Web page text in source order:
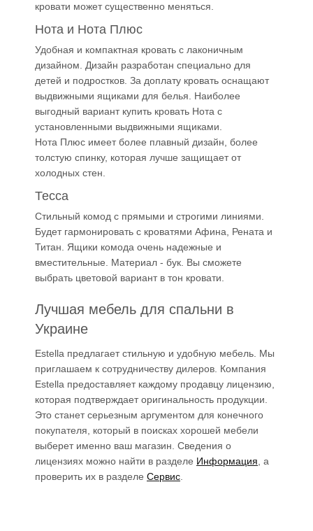
кровати может существенно меняться.
Нота и Нота Плюс
Удобная и компактная кровать с лаконичным
дизайном. Дизайн разработан специально для
детей и подростков. За доплату кровать оснащают
выдвижными ящиками для белья. Наиболее
выгодный вариант купить кровать Нота с
установленными выдвижными ящиками.
Нота Плюс имеет более плавный дизайн, более
толстую спинку, которая лучше защищает от
холодных стен.
Тесса
Стильный комод с прямыми и строгими линиями.
Будет гармонировать с кроватями Афина, Рената и
Титан. Ящики комода очень надежные и
вместительные. Материал - бук. Вы сможете
выбрать цветовой вариант в тон кровати.
Лучшая мебель для спальни в
Украине
Estella предлагает стильную и удобную мебель. Мы
приглашаем к сотрудничеству дилеров. Компания
Estella предоставляет каждому продавцу лицензию,
которая подтверждает оригинальность продукции.
Это станет серьезным аргументом для конечного
покупателя, который в поисках хорошей мебели
выберет именно ваш магазин. Сведения о
лицензиях можно найти в разделе Информация , а
проверить их в разделе Сервис